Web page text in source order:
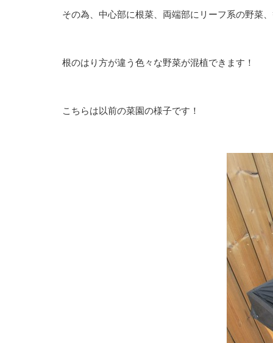
その為、中心部に根菜、両端部にリーフ系の野菜
根のはり方が違う色々な野菜が混植できます！
こちらは以前の菜園の様子です！